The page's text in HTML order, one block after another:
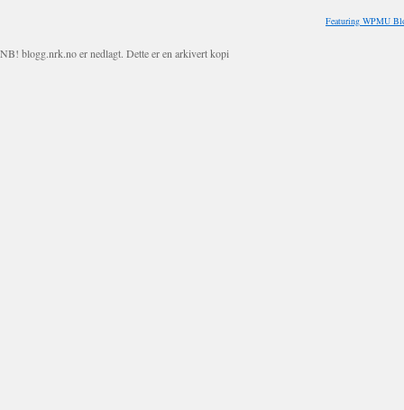
Featuring WPMU
NB! blogg.nrk.no er nedlagt. Dette er en arkivert kopi